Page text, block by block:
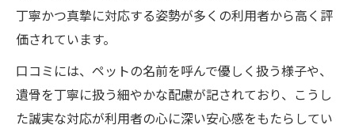
丁寧かつ真摯に対応する姿勢が多くの利用者から高く評
価されています。
口コミには、ペットの名前を呼んで優しく扱う様子や、
遺骨を丁寧に扱う細やかな配慮が記されており、こうし
た誠実な対応が利用者の心に深い安心感をもたらしてい